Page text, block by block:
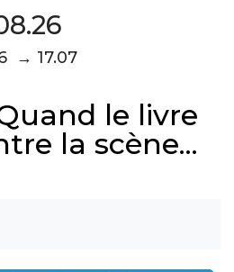
→ 17.07
le livre
la scène...